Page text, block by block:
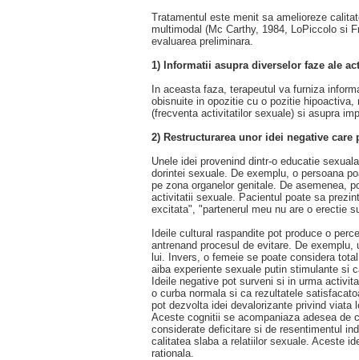
Tratamentul este menit sa amelioreze
multimodal (Mc Carthy, 1984, LoPiccolo si
evaluarea preliminara.
1) Informatii asupra diverselor faze ale
In aceasta faza, terapeutul va furniza
obisnuite in opozitie cu o pozitie
(frecventa activitatilor sexuale) si asupra
2) Restructurarea unor idei negative
Unele idei provenind dintr-o educatie
dorintei sexuale. De exemplu, o persoana
pe zona organelor genitale. De asemenea,
activitatii sexuale. Pacientul poate sa
excitata", "partenerul meu nu are o erectie
Ideile cultural raspandite pot produce o
antrenand procesul de evitare. De
lui. Invers, o femeie se poate considera
aiba experiente sexuale putin stimulante si
Ideile negative pot surveni si in urma
o curba normala si ca rezultatele
pot dezvolta idei devalorizante privind viata
Aceste cognitii se acompaniaza adesea de
considerate deficitare si de resentimentul
calitatea slaba a relatiilor sexuale. Aceste
rationala.